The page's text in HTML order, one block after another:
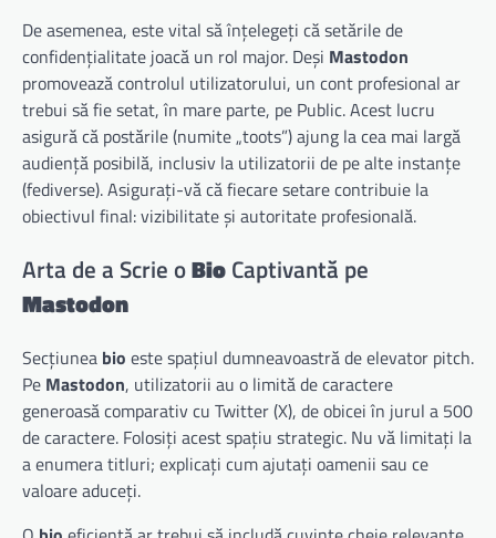
De asemenea, este vital să înțelegeți că setările de
confidențialitate joacă un rol major. Deși Mastodon
promovează controlul utilizatorului, un cont profesional ar
trebui să fie setat, în mare parte, pe Public. Acest lucru
asigură că postările (numite „toots”) ajung la cea mai largă
audiență posibilă, inclusiv la utilizatorii de pe alte instanțe
(fediverse). Asigurați-vă că fiecare setare contribuie la
obiectivul final: vizibilitate și autoritate profesională.
Arta de a Scrie oBioCaptivantă pe
Mastodon
Secțiunea bio este spațiul dumneavoastră de elevator pitch.
Pe Mastodon, utilizatorii au o limită de caractere
generoasă comparativ cu Twitter (X), de obicei în jurul a 500
de caractere. Folosiți acest spațiu strategic. Nu vă limitați la
a enumera titluri; explicați cum ajutați oamenii sau ce
valoare aduceți.